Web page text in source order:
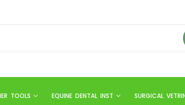
TOOLS EQUINE DENTAL INST SURGICAL